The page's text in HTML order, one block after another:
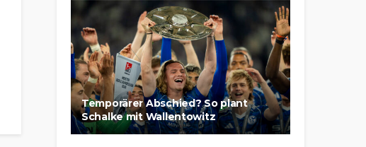
Temporärer Abschied? So plant
Schalke mit Wallentowitz